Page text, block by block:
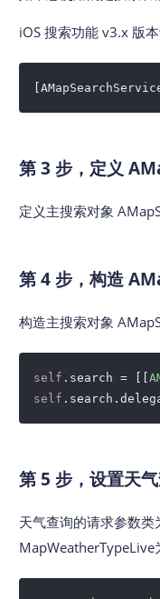
iOS 搜索功能 v3.x 版
第 3 步，定义
定义主搜索对象
第 4 步，构造
构造主搜索对象
self .search = [[
self
第 5 步，设置天
天气查询的请求参数
MapWeatherTypeLive